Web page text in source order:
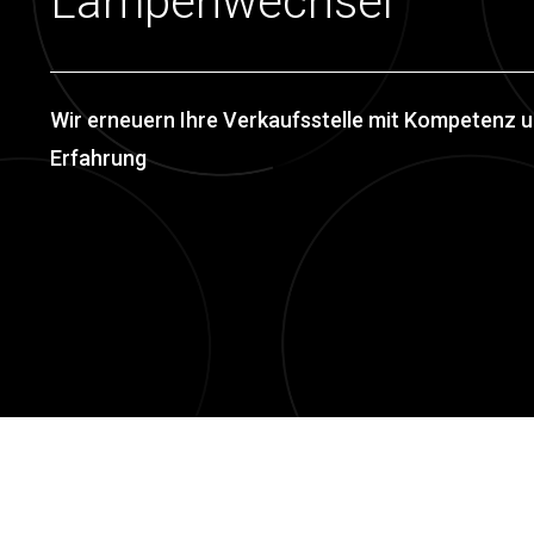
Wir erneuern Ihre Verkaufsstelle mit Kompetenz
Erfahrung